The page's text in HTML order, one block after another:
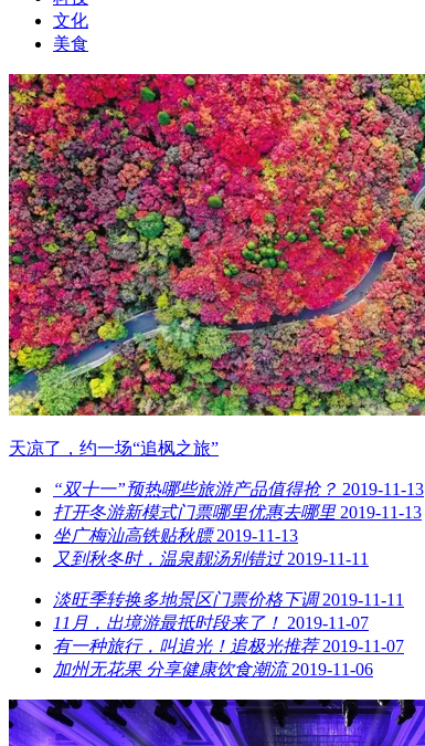
文化
美食
天凉了，约一场“追枫之旅”
“双十一”预热哪些旅游产品值得抢？ 2019-11-13
打开冬游新模式门票哪里优惠去哪里 2019-11-13
坐广梅汕高铁贴秋膘 2019-11-13
又到秋冬时，温泉靓汤别错过 2019-11-11
淡旺季转换多地景区门票价格下调 2019-11-11
11月，出境游最抵时段来了！ 2019-11-07
有一种旅行，叫追光！追极光推荐 2019-11-07
加州无花果 分享健康饮食潮流 2019-11-06